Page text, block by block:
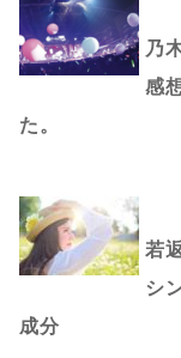
乃
感
た。
若
シ
成分